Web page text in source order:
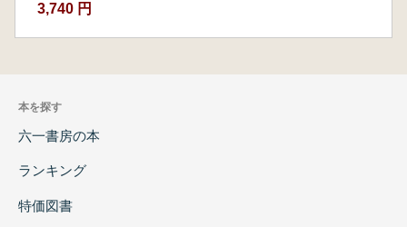
3,740 円
本を探す
六一書房の本
ランキング
特価図書